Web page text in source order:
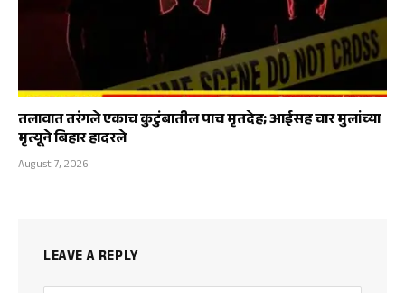
तलावात तरंगले एकाच कुटुंबातील पाच मृतदेह; आईसह चार मुलांच्या
मृत्यूने बिहार हादरले
August 7, 2026
LEAVE A REPLY